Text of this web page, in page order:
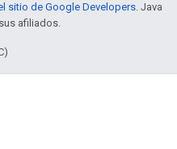
sitio de Google Developers. Java
afiliados.